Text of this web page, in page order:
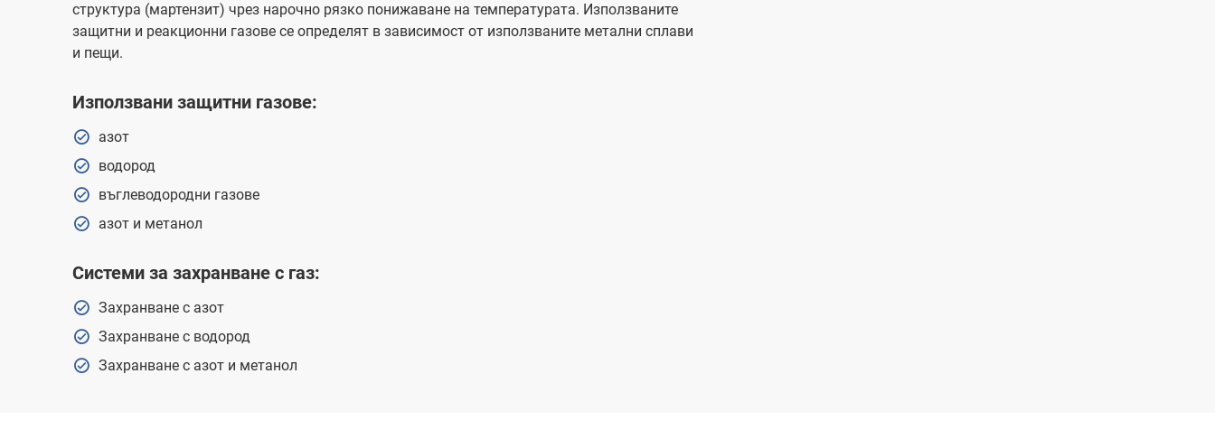
структура (мартензит) чрез нарочно рязко понижаване на температурата. Използваните
защитни и реакционни газове се определят в зависимост от използваните метални сплави
и пещи.
Използвани защитни газове:
азот
водород
въглеводородни газове
азот и метанол
Системи за захранване с газ:
Захранване с азот
Захранване с водород
Захранване с азот и метанол